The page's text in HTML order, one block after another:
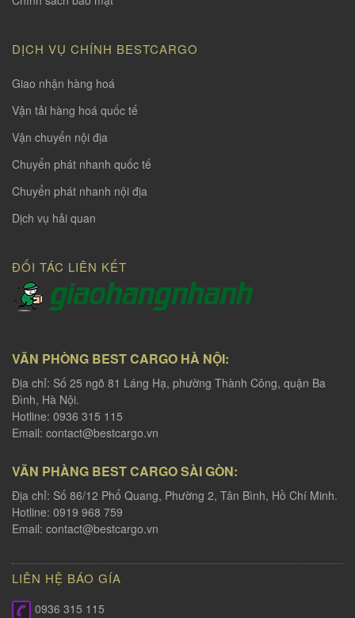
DỊCH VỤ CHÍNH BESTCARGO
Giao nhận hàng hoá
Vận tải hàng hoá quốc tế
Vận chuyển nội địa
Chuyển phát nhanh quốc tế
Chuyển phát nhanh nội địa
Dịch vụ hải quan
ĐỐI TÁC LIÊN KẾT
VĂN PHÒNG BEST CARGO HÀ NỘI:
Địa chỉ: Số 25 ngõ 81 Láng Hạ, phường Thành Công, quận Ba
Đình, Hà Nội.
Hotline: 0936 315 115
Email: contact@bestcargo.vn
VĂN PHÀNG BEST CARGO SÀI GÒN:
Địa chỉ: Số 86/12 Phổ Quang, Phường 2, Tân Bình, Hồ Chí Minh.
Hotline: 0919 968 759
Email: contact@bestcargo.vn
LIÊN HỆ BÁO GÍA
0936 315 115